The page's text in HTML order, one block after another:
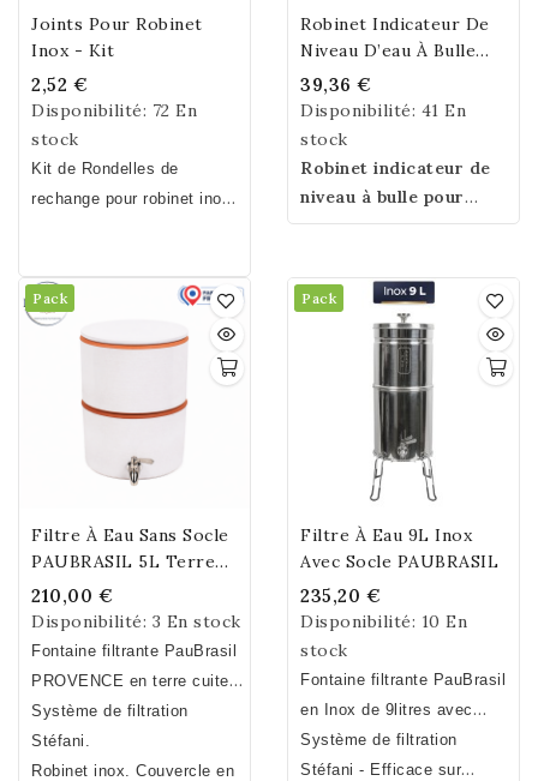
Joints Pour Robinet
Inox - Kit
2,52 €
Disponibilité: 72 En
stock
Kit de Rondelles de
rechange pour robinet inox :
inoxydable
Robinet Indicateur De
Niveau D’eau À Bulle
Pour Fontaine Filtrante
Inox 9 L / 12 L
39,36 €
Disponibilité: 41 En
stock
Robinet indicateur de
niveau à bulle pour
fontaine filtrante inox
marques.Visualisez
facilement le niveau
d’eau grâce à son tube
en verre et optimisez la
capacité utile de votre
fontaine. Compatible
avec les modèles 9 / 12
Attention : ce
dispositif anti-
débordement.
Pack
Filtre À Eau Sans Socle
PAUBRASIL 5L Terre
Cuite Émaillée Blanche
210,00 €
Disponibilité: 3 En stock
Fontaine filtrante PauBrasil
PROVENCE en terre cuite
émaillée blanche. Fait main.
Fabrication Française
Système de filtration
Stéfani.
Robinet inox. Couvercle en
Pack
Filtre À Eau 9L Inox
Avec Socle PAUBRASIL
235,20 €
Disponibilité: 10 En
stock
Fontaine filtrante PauBrasil
en Inox de 9litres avec
socle.
Système de filtration
Stéfani - Efficace sur